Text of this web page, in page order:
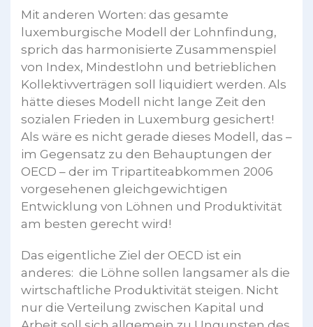
Mit anderen Worten: das gesamte
luxemburgische Modell der Lohnfindung,
sprich das harmonisierte Zusammenspiel
von Index, Mindestlohn und betrieblichen
Kollektivverträgen soll liquidiert werden. Als
hätte dieses Modell nicht lange Zeit den
sozialen Frieden in Luxemburg gesichert!
Als wäre es nicht gerade dieses Modell, das –
im Gegensatz zu den Behauptungen der
OECD – der im Tripartiteabkommen 2006
vorgesehenen gleichgewichtigen
Entwicklung von Löhnen und Produktivität
am besten gerecht wird!
Das eigentliche Ziel der OECD ist ein
anderes: die Löhne sollen langsamer als die
wirtschaftliche Produktivität steigen. Nicht
nur die Verteilung zwischen Kapital und